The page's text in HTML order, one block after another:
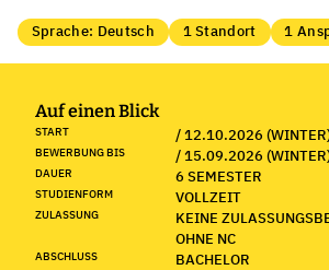
Sprache: Deutsch 1 Standort 1
Auf einen Blick
START / 12.10.2026
BEWERBUNG BIS / 15.09.2026
DAUER 6 SEMESTER
STUDIENFORM VOLLZEIT
ZULASSUNG
KEINE
OHNE NC
ABSCHLUSS BACHELOR